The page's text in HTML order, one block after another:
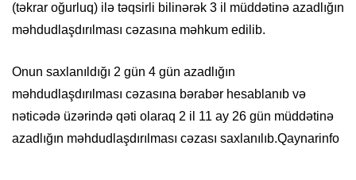
(təkrar oğurluq) ilə təqsirli bilinərək 3 il müddətinə azadlığın
məhdudlaşdırılması cəzasına məhkum edilib.
Onun saxlanıldığı 2 gün 4 gün azadlığın
məhdudlaşdırılması cəzasına bərabər hesablanıb və
nəticədə üzərində qəti olaraq 2 il 11 ay 26 gün müddətinə
azadlığın məhdudlaşdırılması cəzası saxlanılıb.Qaynarinfo